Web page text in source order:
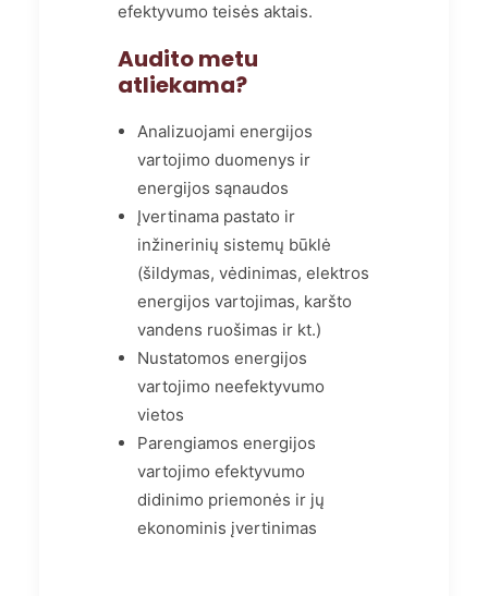
efektyvumo teisės aktais.
Audito metu
atliekama?
Analizuojami energijos
vartojimo duomenys ir
energijos sąnaudos
Įvertinama pastato ir
inžinerinių sistemų būklė
(šildymas, vėdinimas, elektros
energijos vartojimas, karšto
vandens ruošimas ir kt.)
Nustatomos energijos
vartojimo neefektyvumo
vietos
Parengiamos energijos
vartojimo efektyvumo
didinimo priemonės ir jų
ekonominis įvertinimas